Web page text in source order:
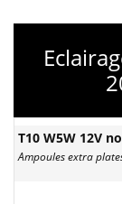
T10 W5W 12V
Ampoules extra